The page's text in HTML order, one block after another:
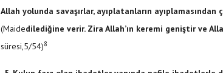
Allah yolunda savaşırlar, ayıplatanların ayıplamasından
dilediğine verir. Zira Allah’ın keremi geniştir ve
(Maide
süresi,5/54)8